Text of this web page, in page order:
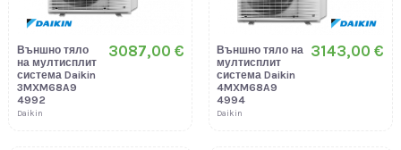
Външно тяло
на мултисплит
система Daikin
3MXM68A9
4992
Daikin
3087,00 €
Външно тяло на
мултисплит
система Daikin
4MXM68A9
4994
Daikin
3143,00 €